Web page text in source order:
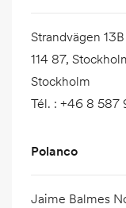
Strandvägen 13B
114 87,
Stockholm
Tél. : +46 8 587
Polanco
Jaime Balmes